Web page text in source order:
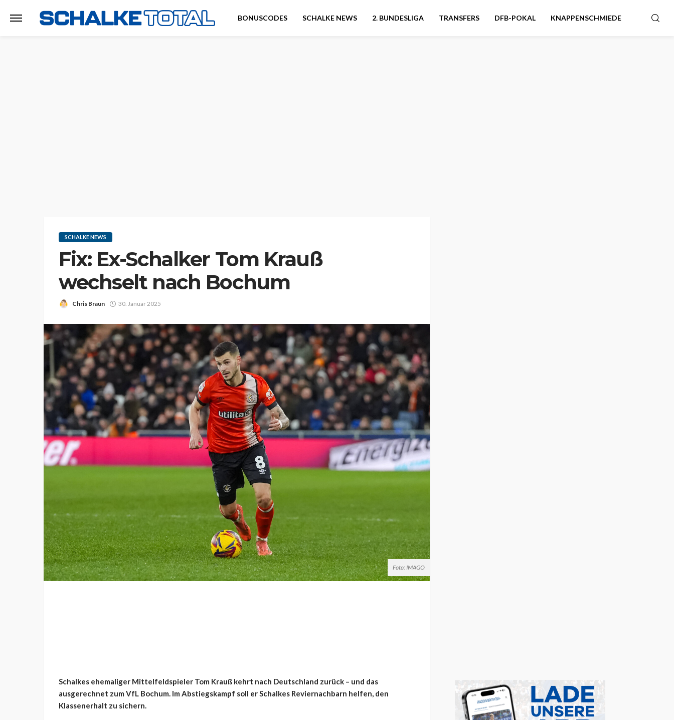
BONUSCODES SCHALKE NEWS 2. BUNDESLIGA TRANSFERS DFB-POKAL KNAPPENSCHMIEDE
SCHALKE NEWS
Fix: Ex-Schalker Tom Krauß
wechselt nach Bochum
Chris Braun 30. Januar 2025
Foto: IMAGO
Schalkes ehemaliger Mittelfeldspieler Tom Krauß kehrt nach Deutschland zurück – und das
ausgerechnet zum VfL Bochum. Im Abstiegskampf soll er Schalkes Reviernachbarn helfen, den
Klassenerhalt zu sichern.